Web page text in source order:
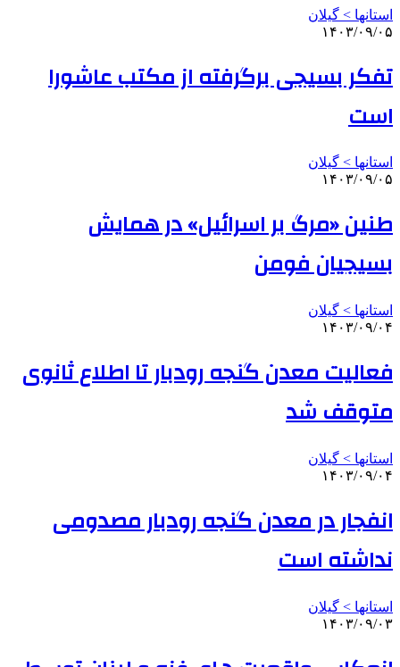
استانها > گیلان
۱۴۰۳/۰۹/۰۵
تفکر بسیجی برگرفته از مکتب عاشورا
است
استانها > گیلان
۱۴۰۳/۰۹/۰۵
طنین «مرگ بر اسرائیل» در همایش
بسیجیان فومن
استانها > گیلان
۱۴۰۳/۰۹/۰۴
فعالیت معدن گنجه رودبار تا اطلاع ثانوی
متوقف شد
استانها > گیلان
۱۴۰۳/۰۹/۰۴
انفجار در معدن گنجه رودبار مصدومی
نداشته است
استانها > گیلان
۱۴۰۳/۰۹/۰۳